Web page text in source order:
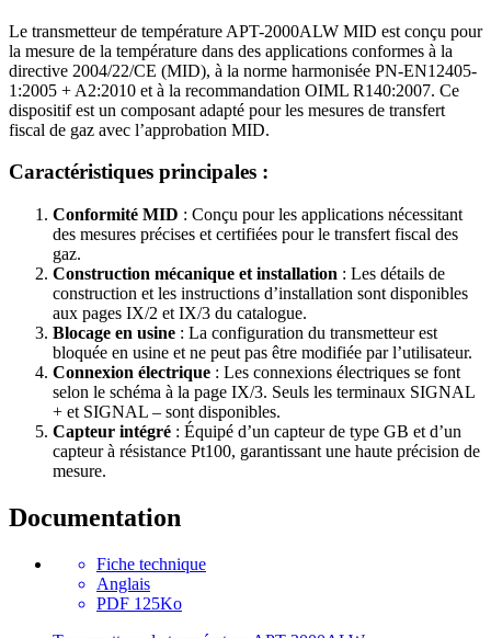
Le transmetteur de température APT-2000ALW MID est conçu pour
la mesure de la température dans des applications conformes à la
directive 2004/22/CE (MID), à la norme harmonisée PN-EN12405-
1:2005 + A2:2010 et à la recommandation OIML R140:2007. Ce
dispositif est un composant adapté pour les mesures de transfert
fiscal de gaz avec l’approbation MID.
Caractéristiques principales :
Conformité MID : Conçu pour les applications nécessitant
des mesures précises et certifiées pour le transfert fiscal des
gaz.
Construction mécanique et installation : Les détails de
construction et les instructions d’installation sont disponibles
aux pages IX/2 et IX/3 du catalogue.
Blocage en usine : La configuration du transmetteur est
bloquée en usine et ne peut pas être modifiée par l’utilisateur.
Connexion électrique : Les connexions électriques se font
selon le schéma à la page IX/3. Seuls les terminaux SIGNAL
+ et SIGNAL – sont disponibles.
Capteur intégré : Équipé d’un capteur de type GB et d’un
capteur à résistance Pt100, garantissant une haute précision de
mesure.
Documentation
Fiche technique
Anglais
PDF 125Ko